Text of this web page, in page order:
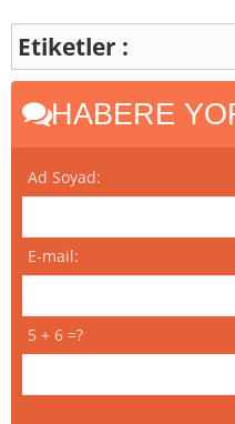
Etiketler :
HABERE
Ad Soyad:
E-mail:
5 + 6 =?